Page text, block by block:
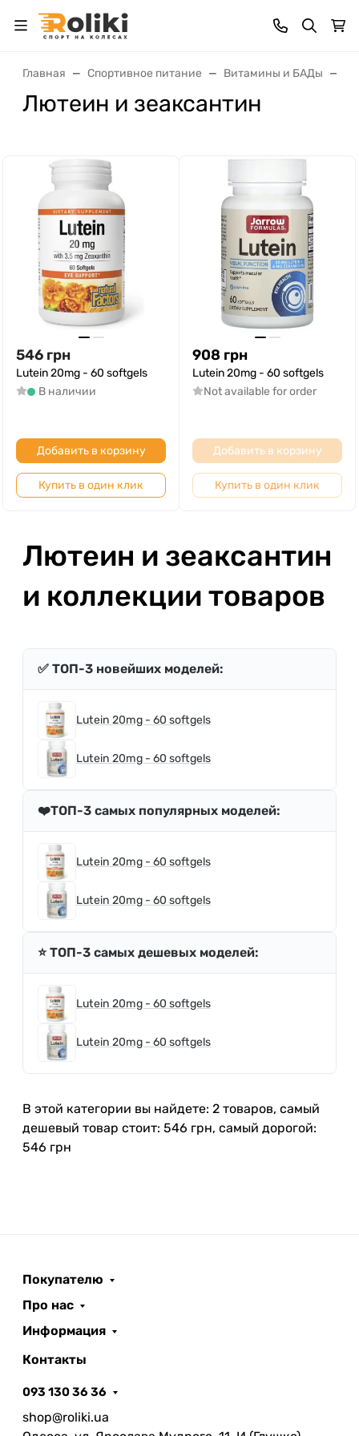
Главная Спортивное питание Витамины и БАДы
Лютеин и зеаксантин
546 грн
Lutein 20mg - 60 softgels
В наличии
Добавить в корзину
Купить в один клик
908 грн
Lutein 20mg - 60 softgels
Not available for order
Добавить в корзину
Купить в один клик
Лютеин и зеаксантин
и коллекции товаров
✅ ТОП-3 новейших моделей:
Lutein 20mg - 60 softgels
Lutein 20mg - 60 softgels
❤️ТОП-3 самых популярных моделей:
Lutein 20mg - 60 softgels
Lutein 20mg - 60 softgels
⭐️ ТОП-3 самых дешевых моделей:
Lutein 20mg - 60 softgels
Lutein 20mg - 60 softgels
В этой категории вы найдете: 2 товаров, самый
дешевый товар стоит: 546 грн, самый дорогой:
546 грн
Покупателю
Про нас
Информация
Контакты
093 130 36 36
shop@roliki.ua